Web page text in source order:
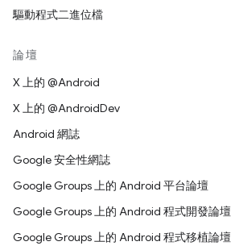
驅動程式二進位檔
論壇
X 上的 @Android
X 上的 @AndroidDev
Android 網誌
Google 安全性網誌
Google Groups 上的 Android 平台論壇
Google Groups 上的 Android 程式開發論壇
Google Groups 上的 Android 程式移植論壇